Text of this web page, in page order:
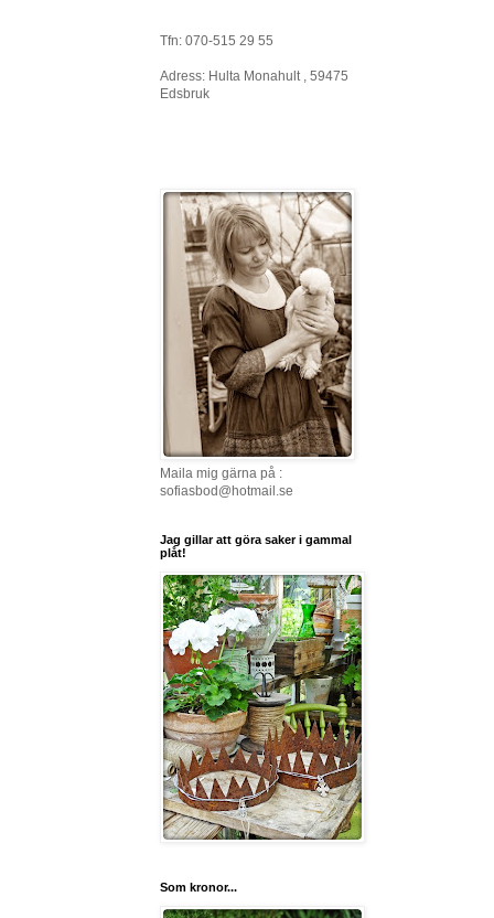
Tfn: 070-515 29 55
Adress: Hulta Monahult , 59475
Edsbruk
Maila mig gärna på :
sofiasbod@hotmail.se
Jag gillar att göra saker i gammal
plåt!
Som kronor...